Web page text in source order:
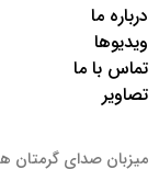
درباره ما
ویدیوها
تماس با ما
تصاویر
میزبان صدای گرمتان